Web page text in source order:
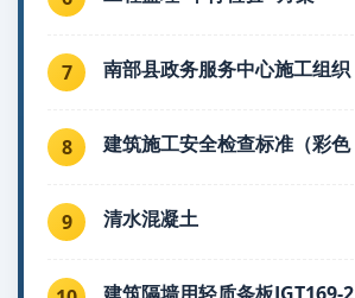
7 南部县政务服务中心施工组织
8 建筑施工安全检查标准（彩色
9 清水混凝土